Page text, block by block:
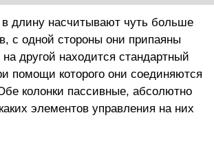
в длину насчитывают чуть больше
с одной стороны они припаяны
на другой находится стандартный
помощи которого они соединяются
колонки пассивные, абсолютно
элементов управления на них